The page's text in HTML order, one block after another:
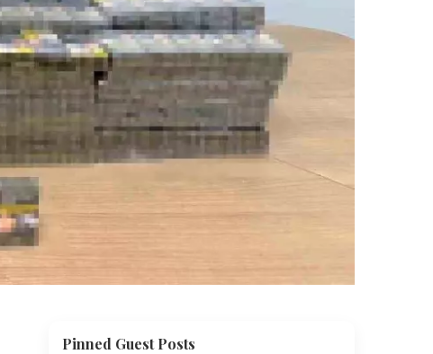
Pinned Guest Posts